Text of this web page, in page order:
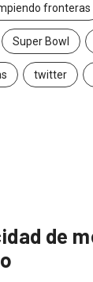
fronteras
Super Bowl
twitter
de